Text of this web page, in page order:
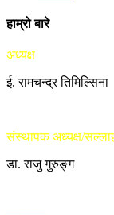
हाम्रो बारे
अध्यक्ष
ई. रामचन्द्र तिमिल्सिना
संस्थापक अध्यक्ष/
डा. राजु गुरुङ्ग